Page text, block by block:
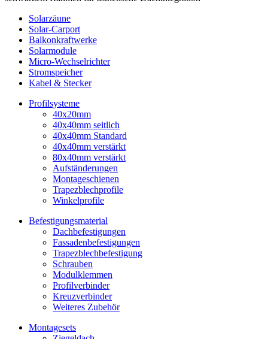
Solarzäune
Solar-Carport
Balkonkraftwerke
Solarmodule
Micro-Wechselrichter
Stromspeicher
Kabel & Stecker
Profilsysteme
40x20mm
40x40mm seitlich
40x40mm Standard
40x40mm verstärkt
80x40mm verstärkt
Aufständerungen
Montageschienen
Trapezblechprofile
Winkelprofile
Befestigungsmaterial
Dachbefestigungen
Fassadenbefestigungen
Trapezblechbefestigung
Schrauben
Modulklemmen
Profilverbinder
Kreuzverbinder
Weiteres Zubehör
Montagesets